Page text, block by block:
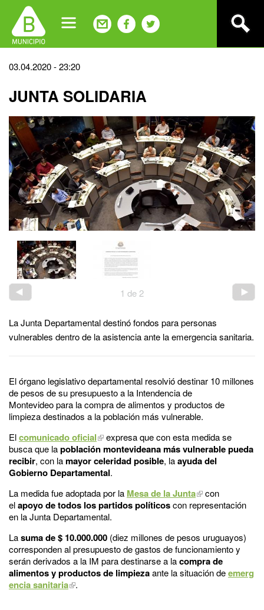
navigation
Back
top
03.04.2020 - 23:20
JUNTA SOLIDARIA
1 de 2
La Junta Departamental destinó fondos para personas
vulnerables dentro de la asistencia ante la emergencia sanitaria.
El órgano legislativo departamental resolvió destinar 10 millones
de pesos de su presupuesto a la Intendencia de
Montevideo para la compra de alimentos y productos de
limpieza destinados a la población más vulnerable.
Elcomunicado oficial
expresa que con esta medida se
busca que lapoblación montevideana más vulnerable pueda
recibir, con lamayor celeridad posible, laayuda del
Gobierno Departamental.
La medida fue adoptada por la Mesa de la Junta
con
elapoyo de todos los partidos políticoscon representación
en la Junta Departamental.
Lasuma de $ 10.000.000 (diez millones de pesos uruguayos)
corresponden al presupuesto de gastos de funcionamiento y
serán derivados a la IM para destinarse a lacompra de
alimentos y productos de limpiezaante la situación deemerg
encia sanitaria
.